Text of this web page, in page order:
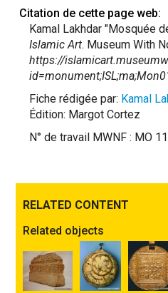
Citation de cette page web:
Kamal Lakhdar "Mosquée
Islamic Art. Museum With
https://
Fiche rédigée par: Kamal
Édition: Margot Cortez
N° de travail MWNF : MO 11
RELATED CONTENT
Related objects